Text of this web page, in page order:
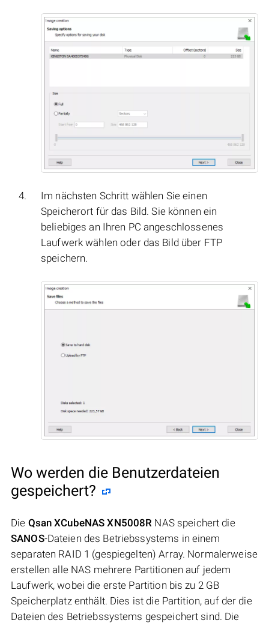
Im nächsten Schritt wählen Sie einen
Speicherort für das Bild. Sie können ein
beliebiges an Ihren PC angeschlossenes
Laufwerk wählen oder das Bild über FTP
speichern.
Wo werden die Benutzerdateien
gespeichert?
Die Qsan XCubeNAS XN5008R NAS speichert die
SANOS-Dateien des Betriebssystems in einem
separaten RAID 1 (gespiegelten) Array. Normalerweise
erstellen alle NAS mehrere Partitionen auf jedem
Laufwerk, wobei die erste Partition bis zu 2 GB
Speicherplatz enthält. Dies ist die Partition, auf der die
Dateien des Betriebssystems gespeichert sind. Die